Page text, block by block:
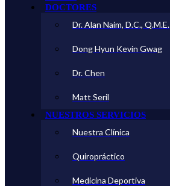
DOCTORES
Dr. Alan Naim, D.C., Q.M.E.
Dong Hyun Kevin Gwag
Dr. Chen
Matt Seril
NUESTROS SERVICIOS
Nuestra Clínica
Quiropráctico
Medicina Deportiva